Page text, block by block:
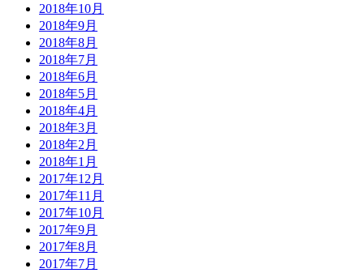
2018年10月
2018年9月
2018年8月
2018年7月
2018年6月
2018年5月
2018年4月
2018年3月
2018年2月
2018年1月
2017年12月
2017年11月
2017年10月
2017年9月
2017年8月
2017年7月